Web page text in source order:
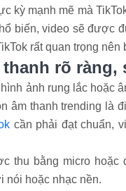
kỳ mạnh mẽ mà
biến, video sẽ được
rất quan trọng nên
rõ ràng,
ảnh rung lắc hoặc
âm thanh trending là
cần phải đạt chuẩn,
thu bằng micro hoặc
nói hoặc nhạc nền.